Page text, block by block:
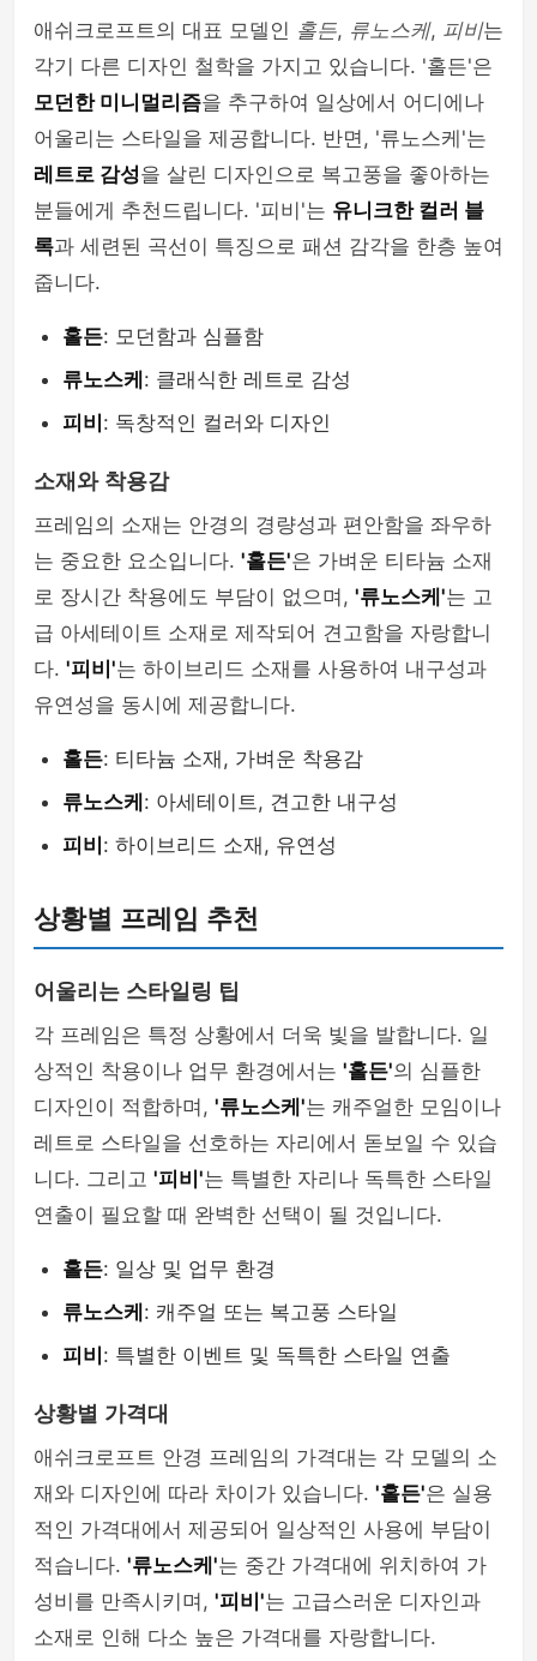
애쉬크로프트의 대표 모델인 홀든, 류노스케, 피비는
각기 다른 디자인 철학을 가지고 있습니다. '홀든'은
모던한 미니멀리즘을 추구하여 일상에서 어디에나
어울리는 스타일을 제공합니다. 반면, '류노스케'는
레트로 감성을 살린 디자인으로 복고풍을 좋아하는
분들에게 추천드립니다. '피비'는 유니크한 컬러 블
록과 세련된 곡선이 특징으로 패션 감각을 한층 높여
줍니다.
홀든: 모던함과 심플함
류노스케 : 클래식한 레트로 감성
피비 : 독창적인 컬러와 디자인
소재와 착용감
프레임의 소재는 안경의 경량성과 편안함을 좌우하
는 중요한 요소입니다. '홀든'은 가벼운 티타늄 소재
로 장시간 착용에도 부담이 없으며, '류노스케'는 고
급 아세테이트 소재로 제작되어 견고함을 자랑합니
다. '피비'는 하이브리드 소재를 사용하여 내구성과
유연성을 동시에 제공합니다.
홀든: 티타늄 소재, 가벼운 착용감
류노스케 : 아세테이트, 견고한 내구성
피비 : 하이브리드 소재, 유연성
상황별 프레임 추천
어울리는 스타일링 팁
각 프레임은 특정 상황에서 더욱 빛을 발합니다. 일
상적인 착용이나 업무 환경에서는 '홀든'의 심플한
디자인이 적합하며, '류노스케'는 캐주얼한 모임이나
레트로 스타일을 선호하는 자리에서 돋보일 수 있습
니다. 그리고 '피비'는 특별한 자리나 독특한 스타일
연출이 필요할 때 완벽한 선택이 될 것입니다.
홀든: 일상 및 업무 환경
류노스케 : 캐주얼 또는 복고풍 스타일
피비 : 특별한 이벤트 및 독특한 스타일 연출
상황별 가격대
애쉬크로프트 안경 프레임의 가격대는 각 모델의 소
재와 디자인에 따라 차이가 있습니다. '홀든'은 실용
적인 가격대에서 제공되어 일상적인 사용에 부담이
적습니다. '류노스케'는 중간 가격대에 위치하여 가
성비를 만족시키며, '피비'는 고급스러운 디자인과
소재로 인해 다소 높은 가격대를 자랑합니다.